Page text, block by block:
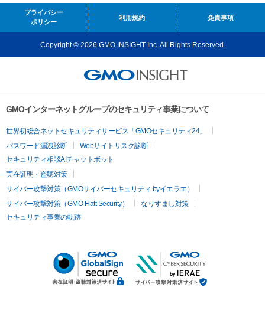
プライバシー
ポリシー
利用規約 免責事項
Copyright © 2026 GMO INSIGHT Inc. All Rights Reserved.
GMOインターネットグループのセキュリティ事業について
世界初総合ネットセキュリティサービス「GMOセキュリティ24」
パスワード漏洩診断
Webサイトリスク診断
セキュリティ相談AIチャットボット
実在証明・盗聴対策
サイバー攻撃対策（GMOサイバーセキュリティ byイエラエ）
サイバー攻撃対策（GMO Flatt Security）
なりすまし対策
セキュリティ事業の軌跡